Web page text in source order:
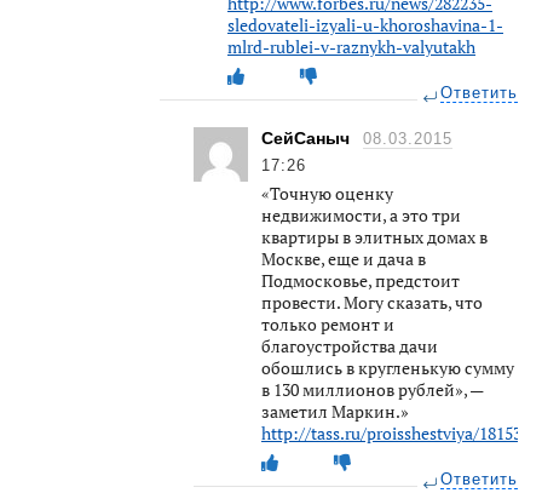
sledovateli-izyali-u-khoroshavina-1-
mlrd-rublei-v-raznykh-valyutakh
Ответить
СейСаныч
08.03.2015
17:26
«Точную оценку
недвижимости, а это три
квартиры в элитных домах в
Москве, еще и дача в
Подмосковье, предстоит
провести. Могу сказать, что
только ремонт и
благоустройства дачи
обошлись в кругленькую сумму
в 130 миллионов рублей», —
заметил Маркин.»
http://tass.ru/proisshestviya/1815359
Ответить